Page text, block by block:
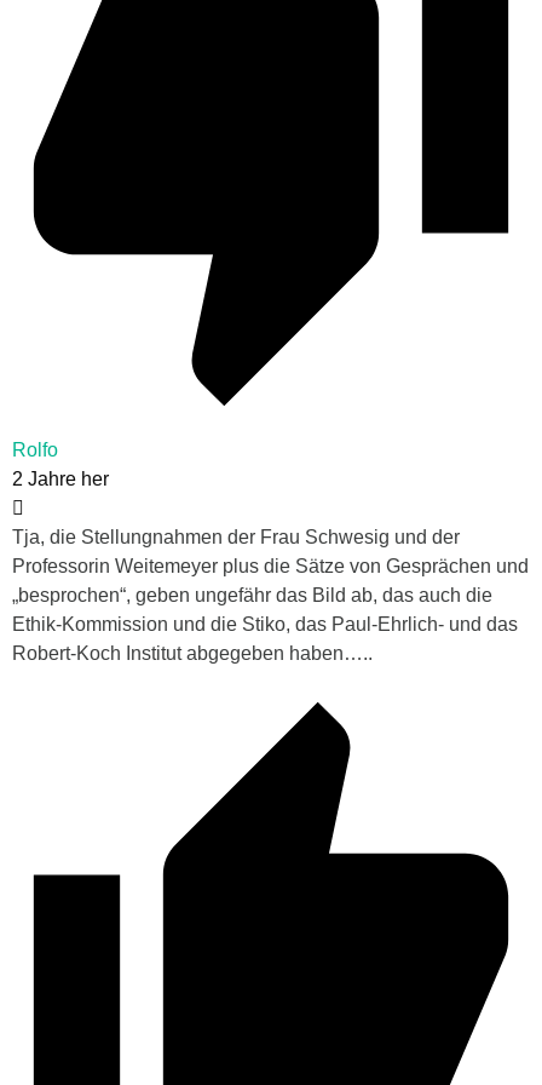
Rolfo
2 Jahre her
Tja, die Stellungnahmen der Frau Schwesig und der
Professorin Weitemeyer plus die Sätze von Gesprächen und
„besprochen“, geben ungefähr das Bild ab, das auch die
Ethik-Kommission und die Stiko, das Paul-Ehrlich- und das
Robert-Koch Institut abgegeben haben…..